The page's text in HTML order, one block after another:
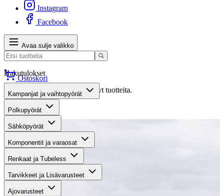
Instagram
Facebook
Avaa sulje valikko
Hakutulokset
Valitettavasti haullasi ei löytynyt tuotteita.
Suositut osastot
Ostoskori
Kampanjat ja vaihtopyörät
Polkupyörät
Sähköpyörät
Komponentit ja varaosat
Renkaat ja Tubeless
Tarvikkeet ja Lisävarusteet
Ajovarusteet